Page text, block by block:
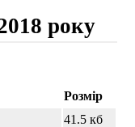
року
Розмір
41.5 кб